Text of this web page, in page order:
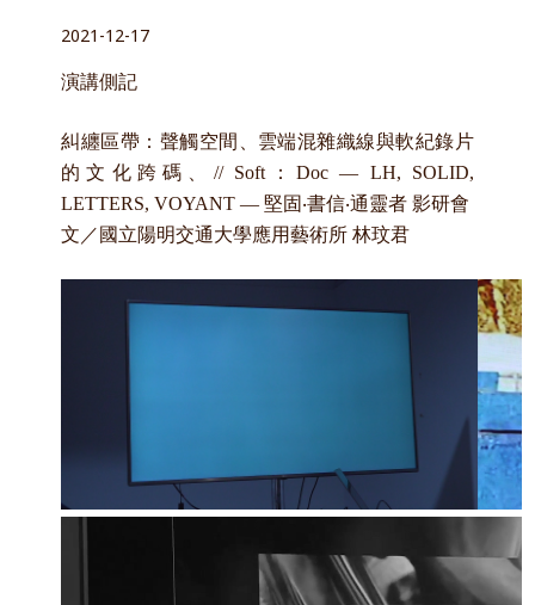
2021-12-17
演講側記
糾纏區帶：聲觸空間、雲端混雜織線與軟紀錄片
的文化跨碼、// Soft：Doc — LH, SOLID,
LETTERS, VOYANT —堅固‧書信‧通靈者 影研會
文／國立陽明交通大學應用藝術所 林玟君